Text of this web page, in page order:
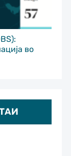
во